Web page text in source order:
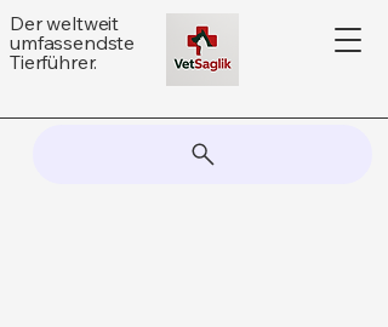
Der weltweit
umfassendste
Tierführer.